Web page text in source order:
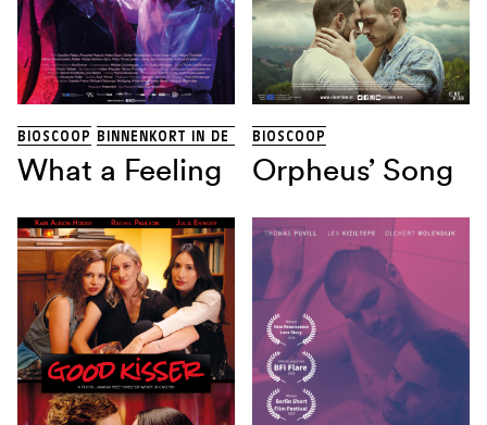
BIOSCOOP BINNENKORT IN DE BIOSCOOP
What a Feeling
BIOSCOOP
Orpheus’ Song